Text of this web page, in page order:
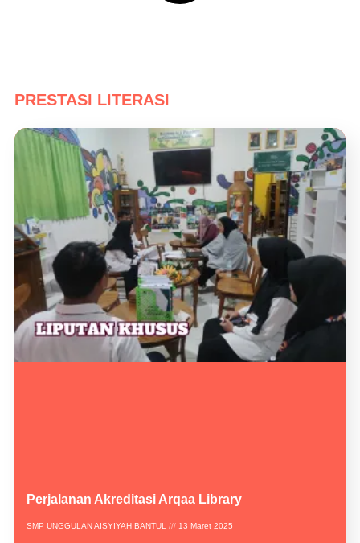
PRESTASI LITERASI
Perjalanan Akreditasi Arqaa Library
SMP UNGGULAN AISYIYAH BANTUL 13 Maret 2025